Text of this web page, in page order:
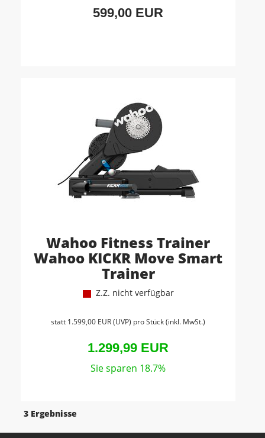
599,00 EUR
Wahoo Fitness Trainer
Wahoo KICKR Move Smart
Trainer
Z.Z. nicht verfügbar
statt 1.599,00 EUR(UVP) pro Stück (inkl. MwSt.)
1.299,99 EUR
Sie sparen 18.7%
3 Ergebnisse